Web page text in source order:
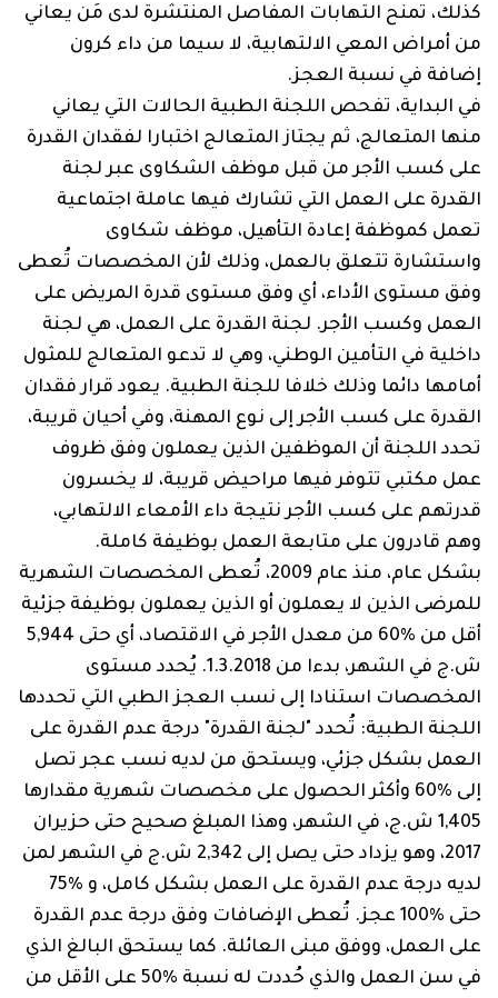
كذلك، تمنح التهابات المفاصل المنتشرة لدى مَن يعاني
من أمراض المعي الالتهابية، لا سيما من داء كرون
إضافة في نسبة العجز.
في البداية، تفحص اللجنة الطبية الحالات التي يعاني
منها المتعالج، ثم يجتاز المتعالج اختبارا لفقدان القدرة
على كسب الأجر من قبل موظف الشكاوى عبر لجنة
القدرة على العمل التي تشارك فيها عاملة اجتماعية
تعمل كموظفة إعادة التأهيل، موظف شكاوى
واستشارة تتعلق بالعمل، وذلك لأن المخصصات تُعطى
وفق مستوى الأداء، أي وفق مستوى قدرة المريض على
العمل وكسب الأجر. لجنة القدرة على العمل، هي لجنة
داخلية في التأمين الوطني، وهي لا تدعو المتعالج للمثول
أمامها دائما وذلك خلافا للجنة الطبية. يعود قرار فقدان
القدرة على كسب الأجر إلى نوع المهنة، وفي أحيان قريبة،
تحدد اللجنة أن الموظفين الذين يعملون وفق ظروف
عمل مكتبي تتوفر فيها مراحيض قريبة، لا يخسرون
قدرتهم على كسب الأجر نتيجة داء الأمعاء الالتهابي،
وهم قادرون على متابعة العمل بوظيفة كاملة.
بشكل عام، منذ عام 2009، تُعطى المخصصات الشهرية
للمرضى الذين لا يعملون أو الذين يعملون بوظيفة جزئية
أقل من %60 من معدل الأجر في الاقتصاد، أي حتى 5,944
ش.ج في الشهر، بدءا من ‏1.3.2018. يُحدد مستوى
المخصصات استنادا إلى نسب العجز الطبي التي تحددها
اللجنة الطبية: تُحدد "لجنة القدرة" درجة عدم القدرة على
العمل بشكل جزئي، ويستحق من لديه نسب عجر تصل
إلى %60 وأكثر الحصول على مخصصات شهرية مقدارها
‏1,405 ش.ج، في الشهر، وهذا المبلغ صحيح حتى حزيران
2017، وهو يزداد حتى يصل إلى ‏2,342 ش.ج في الشهر لمن
حتى ‏100%‏ عجز. تُعطى الإضافات وفق درجة عدم القدرة
على العمل، ووفق مبنى العائلة. كما يستحق البالغ الذي
في سن العمل والذي حُددت له نسبة %50 على الأقل من